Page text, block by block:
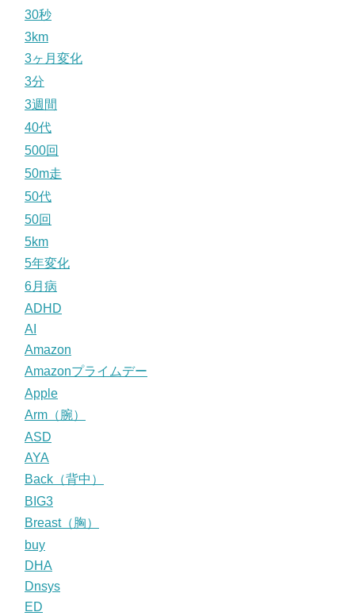
30秒
3km
3ヶ月変化
3分
3週間
40代
500回
50m走
50代
50回
5km
5年変化
6月病
ADHD
AI
Amazon
Amazonプライムデー
Apple
Arm（腕）
ASD
AYA
Back（背中）
BIG3
Breast（胸）
buy
DHA
Dnsys
ED